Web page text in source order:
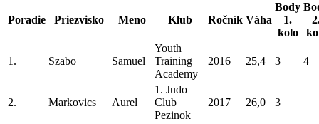
Poradie Priezvisko Meno Klub Ročník Váha
Body
1.
kolo
1. Szabo Samuel
Youth
Training
Academy
2016 25,4 3 4
2. Markovics Aurel
1. Judo
Club
Pezinok
2017 26,0 3